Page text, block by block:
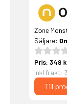
Zone
Säljare:
Pris: 349
Inkl frakt:
Till